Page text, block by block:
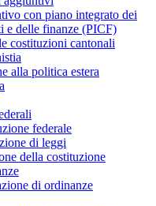
con piano integrato dei
e delle finanze (PICF)
costituzioni cantonali
alla politica estera
federale
di leggi
della costituzione
di ordinanze